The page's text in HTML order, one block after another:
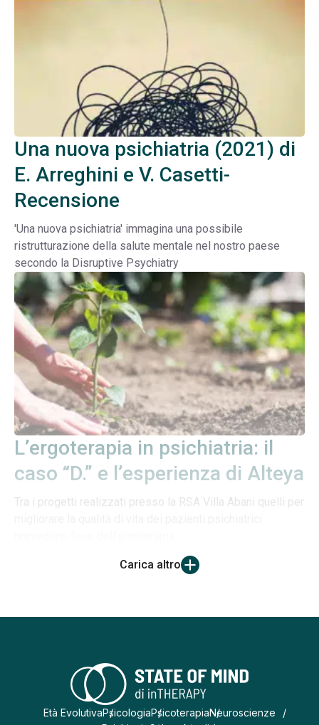
Una nuova psichiatria (2021) di
E. Arreghini e V. Casetti-
Recensione
'Una nuova psichiatria' immagina una possibile
ristrutturazione della salute mentale nel nostro paese
secondo la Disruptive Psychiatry
L’ergoterapia in psichiatria: il
caso “D.” e l’esperienza di Alteya
Tra i progetti realizzati presso la RSA Villa Abani quelli per
Carica altro
Età EvolutivaPsicologiaPsicoterapiaNeuroscienze